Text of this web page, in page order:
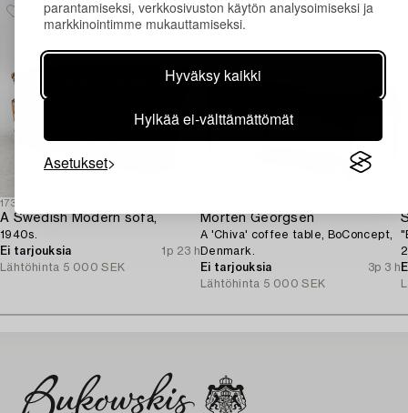
parantamiseksi, verkkosivuston käytön analysoimiseksi ja
markkinointimme mukauttamiseksi.
Hyväksy kaikki
Hylkää ei-välttämättömät
Asetukset
1730805
A Swedish Modern sofa,
1940s.
Ei tarjouksia
1p 23 h
Lähtöhinta 5 000 SEK
Morten Georgsen
A 'Chiva' coffee table, BoConcept,
Denmark.
Ei tarjouksia
3p 3 h
Lähtöhinta 5 000 SEK